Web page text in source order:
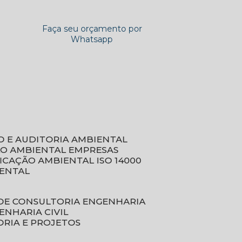
Faça seu orçamento por
Whatsapp
E AUDITORIA AMBIENTAL
AMBIENTAL EMPRESAS
AMBIENTAL ISO 14000
DE CONSULTORIA ENGENHARIA
CIVIL
E PROJETOS